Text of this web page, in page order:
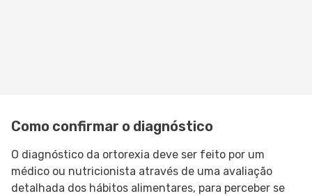
Como confirmar o diagnóstico
O diagnóstico da ortorexia deve ser feito por um
médico ou nutricionista através de uma avaliação
detalhada dos hábitos alimentares, para perceber se